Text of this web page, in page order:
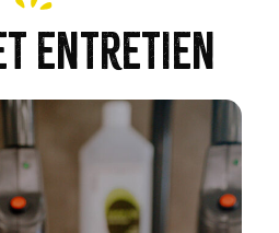
entretien